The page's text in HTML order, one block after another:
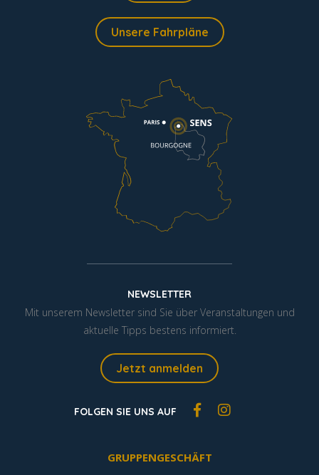
Unsere Fahrpläne
NEWSLETTER
Mit unserem Newsletter sind Sie über Veranstaltungen und
aktuelle Tipps bestens informiert.
Jetzt anmelden
FOLGEN SIE UNS AUF
GRUPPENGESCHÄFT